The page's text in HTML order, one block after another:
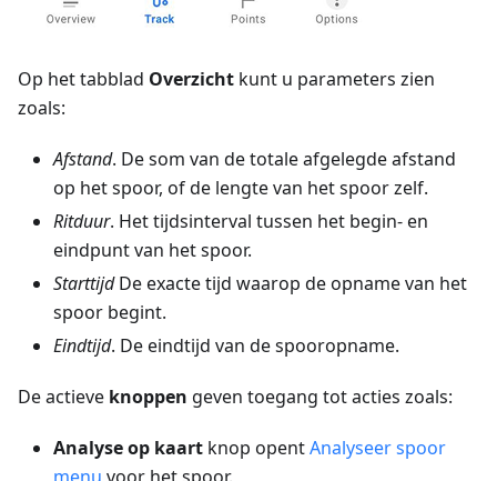
Op het tabblad Overzicht kunt u parameters zien
zoals:
Afstand. De som van de totale afgelegde afstand
op het spoor, of de lengte van het spoor zelf.
Ritduur. Het tijdsinterval tussen het begin- en
eindpunt van het spoor.
StarttijdDe exacte tijd waarop de opname van het
spoor begint.
Eindtijd. De eindtijd van de spooropname.
De actieve knoppen geven toegang tot acties zoals:
Analyse op kaart knop opentAnalyseer spoor